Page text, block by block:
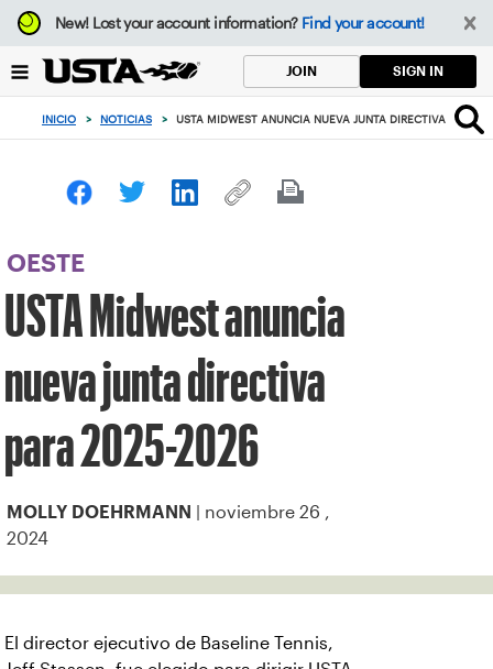
Enfoque
desde
botón
volver
principio
New!Lost your account information? Find your account!
JOIN SIGN IN
INICIO > NOTICIAS > USTA MIDWEST ANUNCIA NUEVA JUNTA DIRECTIVA PARA
OESTE
USTA Midwest anuncia
nueva junta directiva
para 2025-2026
MOLLY DOEHRMANN
| noviembre 26 ,
2024
El director ejecutivo de Baseline Tennis,